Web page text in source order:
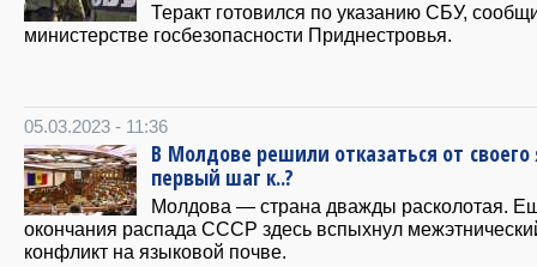
Теракт готовился по указанию СБУ,
министерстве госбезопасности Приднестровья.
05.03.2023 - 11:36
В Молдове решили отказаться от своего
первый шаг к..?
Молдова — страна дважды расколотая.
окончания распада СССР здесь вспыхнул
конфликт на языковой почве.